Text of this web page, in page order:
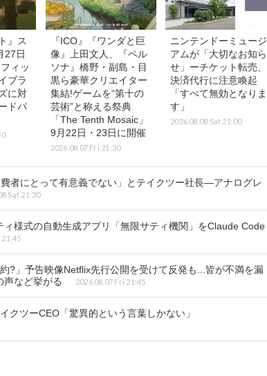
』ス
27日
ィッ
ブラ
に対
ドパ
『ICO』『ワンダと巨
像』上田文人、『ペル
ソナ』橋野・副島・目
黒ら豪華クリエイター
集結!ゲームを“第十の
芸術”と称える祭典
「The Tenth Mosaic」
9月22日・23日に開催
2026.08.07 Fri 21:30
ニンテンドーミュージ
アムが「大切なお知ら
せ」ーチケット転売、
決済代行に注意喚起
「すべて無効となりま
す」
2026.08.08 Sat 21:00
者にとって有意義でない」とテイクツー社長―アナログレ
Sat 21:30
様式の自動生成アプリ「無限サティ機関」をClaude Code
21:45
?」予告映像Netflix先行公開を受けて反発も...皆が不満を漏
声など挙がる
2026.08.07 Fri 21:45
ツーCEO「驚異的という言葉しかない」